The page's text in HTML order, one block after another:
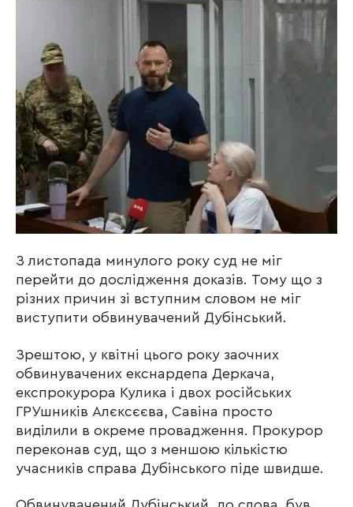
З листопада минулого року суд не міг
перейти до дослідження доказів. Тому що з
різних причин зі вступним словом не міг
виступити обвинувачений Дубінський.
Зрештою, у квітні цього року заочних
обвинувачених екснардепа Деркача,
експрокурора Кулика і двох російських
ГРУшників Алєксєєва, Савіна просто
виділили в окреме провадження. Прокурор
переконав суд, що з меншою кількістю
учасників справа Дубінського піде швидше.